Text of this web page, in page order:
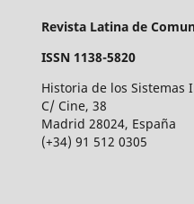
Revista Latina de
ISSN 1138-5820
Historia de los Sistemas
C/ Cine, 38
Madrid 28024, España
(+34) 91 512 0305